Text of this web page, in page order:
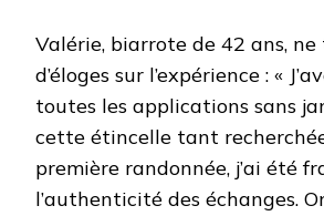
Valérie, biarrote de 42 ans,
d’éloges sur l’expérience : «
toutes les applications sans
cette étincelle tant
première randonnée, j’ai été
l’authenticité des échanges.